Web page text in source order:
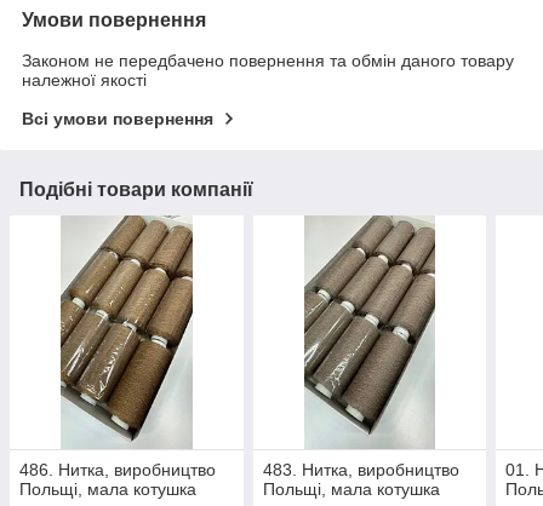
Умови повернення
Законом не передбачено повернення та обмін даного товару
належної якості
Всі умови повернення
Подібні товари компанії
486. Нитка, виробництво
Польщі, мала котушка
483. Нитка, виробництво
Польщі, мала котушка
01.